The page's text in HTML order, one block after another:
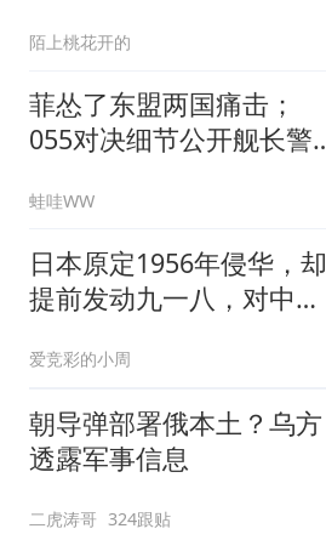
陌上桃花开的
菲怂了东盟两国痛击；
055对决细节公开舰长警
冰｜辣晚报20260805
蛙哇WW
日本原定1956年侵华，却
提前发动九一八，对中国
爱竞彩的小周
朝导弹部署俄本土？乌方
透露军事信息
二虎涛哥 324跟贴